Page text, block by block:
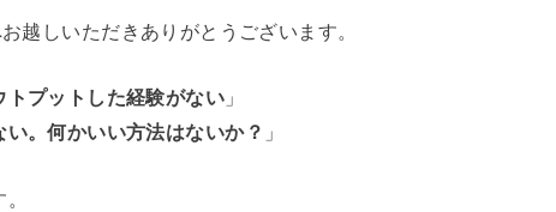
越しいただきありがとうございます。
プットした経験がない 」
。何かいい方法はないか？ 」